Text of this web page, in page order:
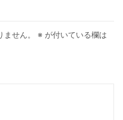
せん。 ※ が付いている欄は